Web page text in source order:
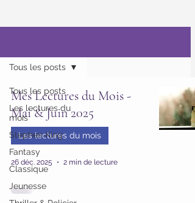
Tous les posts
Les lectures du
mois
Stephen King
Fantasy
Classique
Jeunesse
Tous les posts
Mes Lectures du Mois -
Mai & Juin 2025
Les lectures du mois
26 déc. 2025 2 min de lecture